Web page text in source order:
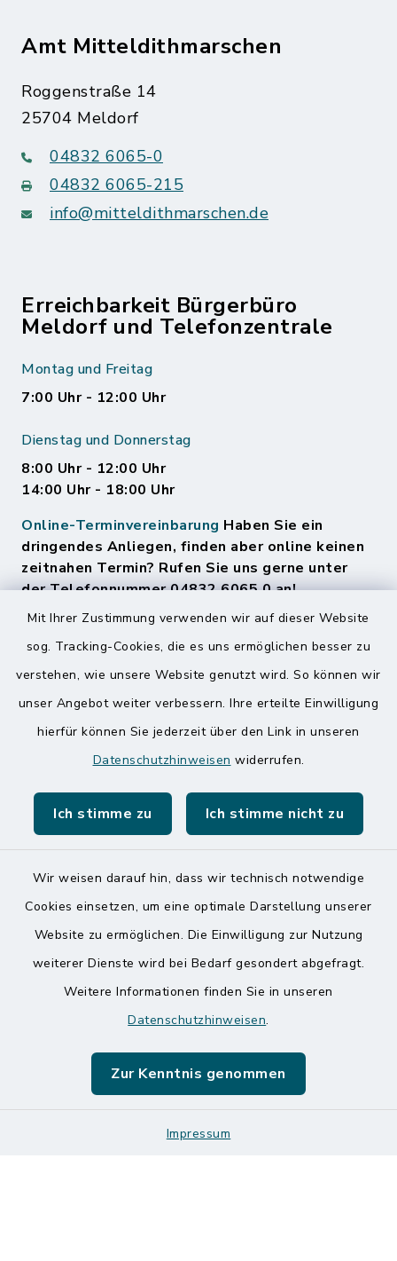
Mit Ihrer Zustimmung verwenden wir auf dieser Website
sog. Tracking-Cookies, die es uns ermöglichen besser zu
verstehen, wie unsere Website genutzt wird. So können wir
unser Angebot weiter verbessern. Ihre erteilte Einwilligung
hierfür können Sie jederzeit über den Link in unseren
Datenschutzhinweisen widerrufen.
Ich stimme zu Ich stimme nicht zu
Wir weisen darauf hin, dass wir technisch notwendige
Cookies einsetzen, um eine optimale Darstellung unserer
Website zu ermöglichen. Die Einwilligung zur Nutzung
weiterer Dienste wird bei Bedarf gesondert abgefragt.
Weitere Informationen finden Sie in unseren
Datenschutzhinweisen.
Zur Kenntnis genommen
Impressum
Amt Mitteldithmarschen
Roggenstraße 14
25704 Meldorf
04832 6065-0
04832 6065-215
info@mitteldithmarschen.de
Erreichbarkeit Bürgerbüro
Meldorf und Telefonzentrale
Montag und Freitag
7:00 Uhr - 12:00 Uhr
Dienstag und Donnerstag
8:00 Uhr - 12:00 Uhr
14:00 Uhr - 18:00 Uhr
Online-Terminvereinbarung Haben Sie ein
dringendes Anliegen, finden aber online keinen
zeitnahen Termin? Rufen Sie uns gerne unter
der Telefonnummer 04832 6065 0 an!
Quicklinks
Amt Mitteldithmarschen
Speicherkoog Meldorfer Koog
Kontakt
Datenschutz
Sitemap
Logos und Designmanual